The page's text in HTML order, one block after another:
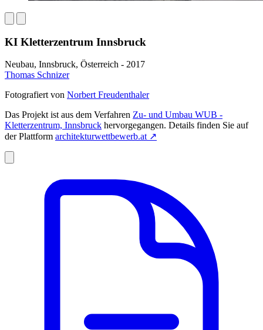
KI Kletterzentrum Innsbruck
Neubau, Innsbruck, Österreich - 2017
Thomas Schnizer
Fotografiert von Norbert Freudenthaler
Das Projekt ist aus dem Verfahren Zu- und Umbau WUB -
Kletterzentrum, Innsbruck hervorgegangen. Details finden Sie auf
der Plattform architekturwettbewerb.at ↗